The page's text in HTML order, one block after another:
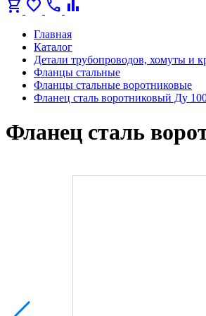
shopping_cart favorite call bar_chart
Главная
Каталог
Детали трубопроводов, хомуты и
Фланцы стальные
Фланцы стальные воротниковые
Фланец сталь воротниковый Ду
Фланец сталь